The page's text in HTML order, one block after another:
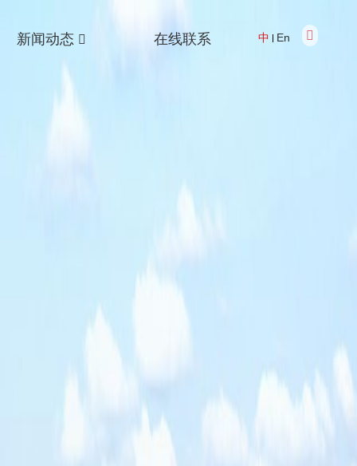
新闻动态 在线联系 中 En